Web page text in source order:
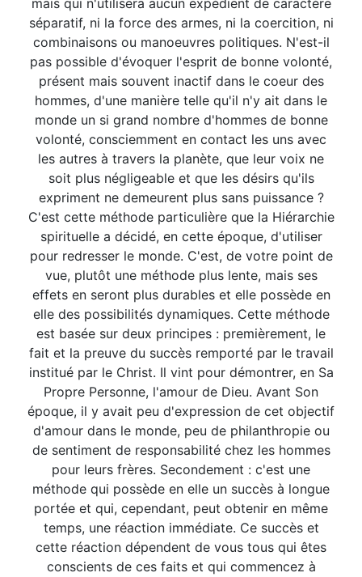
mais qui n'utilisera aucun expédient de caractère
séparatif, ni la force des armes, ni la coercition, ni
combinaisons ou manoeuvres politiques. N'est-il
pas possible d'évoquer l'esprit de bonne volonté,
présent mais souvent inactif dans le coeur des
hommes, d'une manière telle qu'il n'y ait dans le
monde un si grand nombre d'hommes de bonne
volonté, consciemment en contact les uns avec
les autres à travers la planète, que leur voix ne
soit plus négligeable et que les désirs qu'ils
expriment ne demeurent plus sans puissance ?
C'est cette méthode particulière que la Hiérarchie
spirituelle a décidé, en cette époque, d'utiliser
pour redresser le monde. C'est, de votre point de
vue, plutôt une méthode plus lente, mais ses
effets en seront plus durables et elle possède en
elle des possibilités dynamiques. Cette méthode
est basée sur deux principes : premièrement, le
fait et la preuve du succès remporté par le travail
institué par le Christ. Il vint pour démontrer, en Sa
Propre Personne, l'amour de Dieu. Avant Son
époque, il y avait peu d'expression de cet objectif
d'amour dans le monde, peu de philanthropie ou
de sentiment de responsabilité chez les hommes
pour leurs frères. Secondement : c'est une
méthode qui possède en elle un succès à longue
portée et qui, cependant, peut obtenir en même
temps, une réaction immédiate. Ce succès et
cette réaction dépendent de vous tous qui êtes
conscients de ces faits et qui commencez à